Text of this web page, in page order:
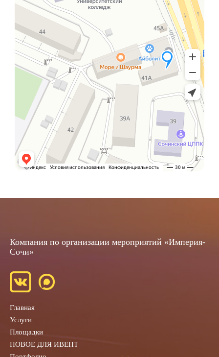
Компания по организации мероприятий «Империя-
Сочи»
Главная
Услуги
Площадки
НОВОЕ ДЛЯ ИВЕНТ